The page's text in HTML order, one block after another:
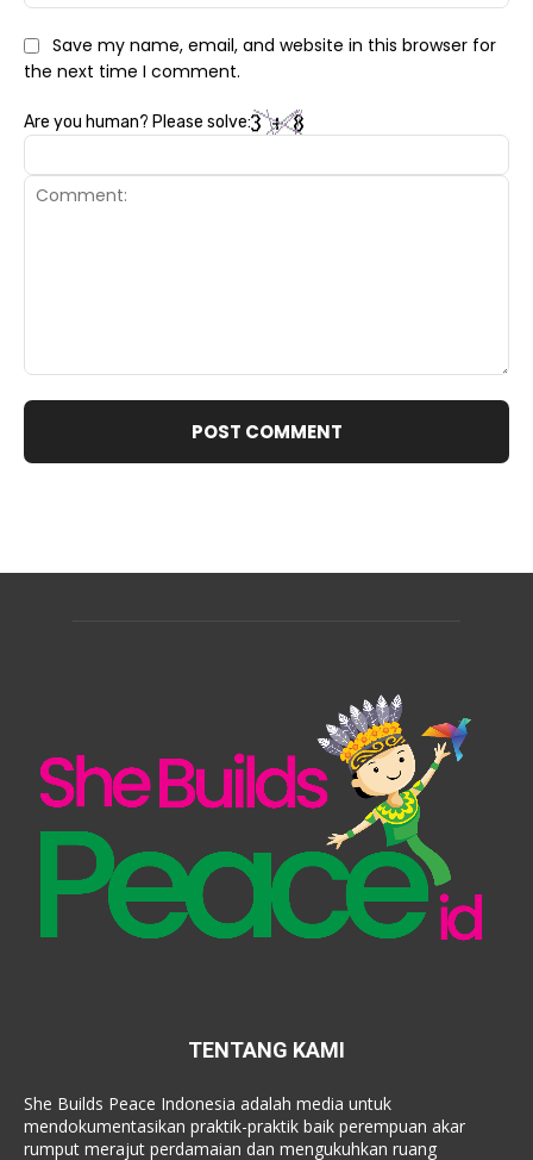
Save my name, email, and website in this browser for
the next time I comment.
Are you human? Please solve:
TENTANG KAMI
She Builds Peace Indonesia adalah media untuk
mendokumentasikan praktik-praktik baik perempuan akar
rumput merajut perdamaian dan mengukuhkan ruang